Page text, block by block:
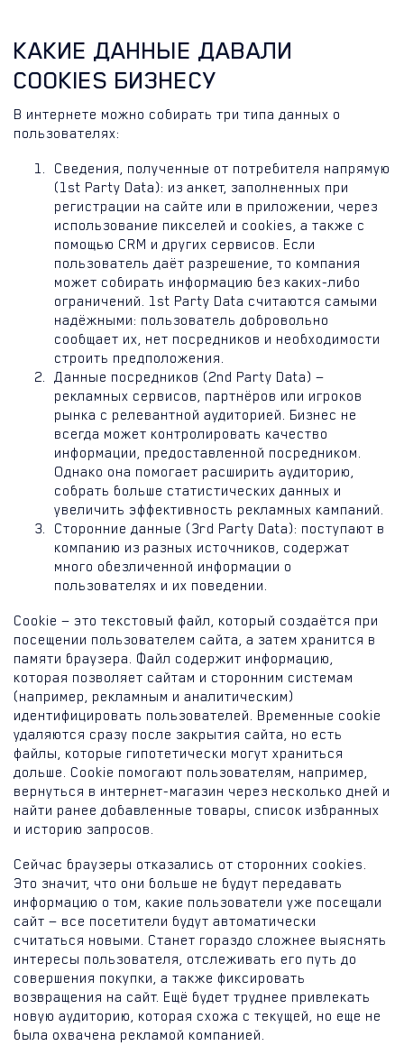
КАКИЕ ДАННЫЕ ДАВАЛИ
COOKIES БИЗНЕСУ
В интернете можно собирать три типа данных о
пользователях:
Сведения, полученные от потребителя напрямую
(1st Party Data): из анкет, заполненных при
регистрации на сайте или в приложении, через
использование пикселей и cookies, а также с
помощью CRM и других сервисов. Если
пользователь даёт разрешение, то компания
может собирать информацию без каких-либо
ограничений. 1st Party Data считаются самыми
надёжными: пользователь добровольно
сообщает их, нет посредников и необходимости
строить предположения.
Данные посредников (2nd Party Data) —
рекламных сервисов, партнёров или игроков
рынка с релевантной аудиторией. Бизнес не
всегда может контролировать качество
информации, предоставленной посредником.
Однако она помогает расширить аудиторию,
собрать больше статистических данных и
увеличить эффективность рекламных кампаний.
Сторонние данные (3rd Party Data): поступают в
компанию из разных источников, содержат
много обезличенной информации о
пользователях и их поведении.
Cookie — это текстовый файл, который создаётся при
посещении пользователем сайта, а затем хранится в
памяти браузера. Файл содержит информацию,
которая позволяет сайтам и сторонним системам
(например, рекламным и аналитическим)
идентифицировать пользователей. Временные cookie
удаляются сразу после закрытия сайта, но есть
файлы, которые гипотетически могут храниться
дольше. Cookie помогают пользователям, например,
вернуться в интернет-магазин через несколько дней и
найти ранее добавленные товары, список избранных
и историю запросов.
Сейчас браузеры отказались от сторонних cookies.
Это значит, что они больше не будут передавать
информацию о том, какие пользователи уже посещали
сайт — все посетители будут автоматически
считаться новыми. Станет гораздо сложнее выяснять
интересы пользователя, отслеживать его путь до
совершения покупки, а также фиксировать
возвращения на сайт. Ещё будет труднее привлекать
новую аудиторию, которая схожа с текущей, но еще не
была охвачена рекламой компанией.